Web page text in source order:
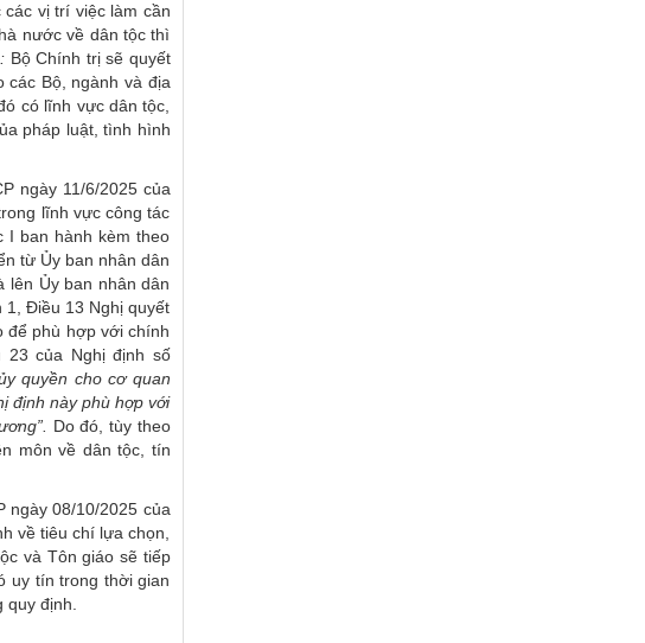
vị trí việc làm cần
nước về dân tộc thì
Bộ Chính trị sẽ quyết
các Bộ, ngành và địa
có lĩnh vực dân tộc,
pháp luật, tình hình
ngày 11/6/2025 của
lĩnh vực công tác
I ban hành kèm theo
từ Ủy ban nhân dân
lên Ủy ban nhân dân
1, Điều 13 Nghị quyết
để phù hợp với chính
23 của Nghị định số
quyền cho cơ quan
định này phù hợp với
Do đó, tùy theo
môn về dân tộc, tín
ngày 08/10/2025 của
về tiêu chí lựa chọn,
và Tôn giáo sẽ tiếp
uy tín trong thời gian
quy định.